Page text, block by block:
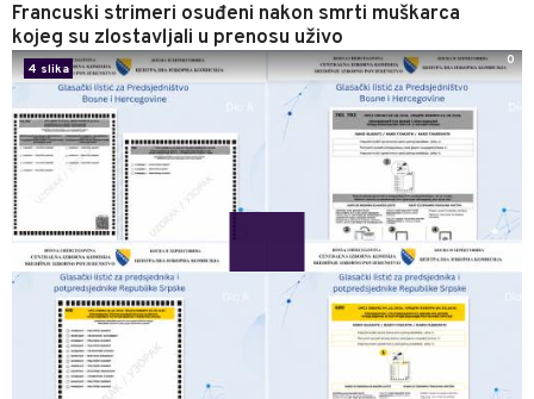
Francuski strimeri osuđeni nakon smrti muškarca
kojeg su zlostavljali u prenosu uživo
4 slika
0